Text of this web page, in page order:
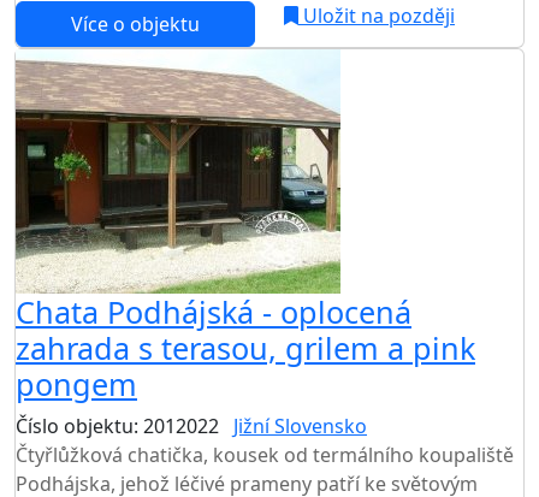
Více o objektu
Uložit na později
Chata Podhájská - oplocená
zahrada s terasou, grilem a pink
pongem
Číslo objektu: 2012022 Jižní Slovensko
Čtyřlůžková chatička, kousek od termálního koupaliště
Podhájska, jehož léčivé prameny patří ke světovým